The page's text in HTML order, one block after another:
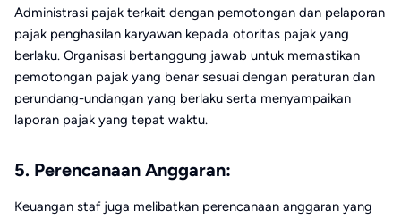
Administrasi pajak terkait dengan pemotongan dan pelaporan
pajak penghasilan karyawan kepada otoritas pajak yang
berlaku. Organisasi bertanggung jawab untuk memastikan
pemotongan pajak yang benar sesuai dengan peraturan dan
perundang-undangan yang berlaku serta menyampaikan
laporan pajak yang tepat waktu.
5. Perencanaan Anggaran:
Keuangan staf juga melibatkan perencanaan anggaran yang